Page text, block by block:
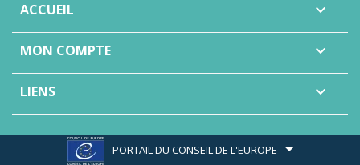
ACCUEIL 
MON COMPTE 
LIENS 
PORTAIL DU CONSEIL DE L'EUROPE